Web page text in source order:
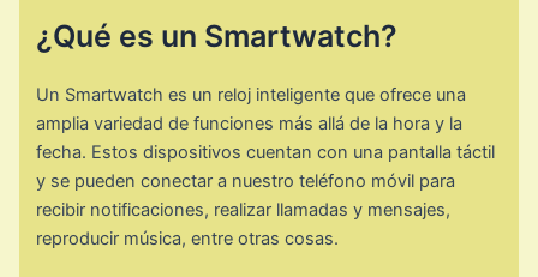
¿Qué es un Smartwatch?
Un Smartwatch es un reloj inteligente que ofrece una
amplia variedad de funciones más allá de la hora y la
fecha. Estos dispositivos cuentan con una pantalla táctil
y se pueden conectar a nuestro teléfono móvil para
recibir notificaciones, realizar llamadas y mensajes,
reproducir música, entre otras cosas.